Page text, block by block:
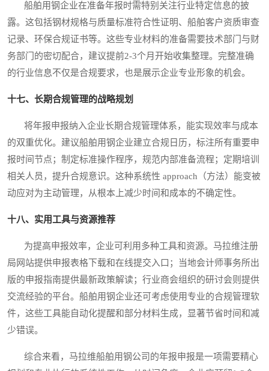
船舶用钢企业在准备年报时需特别关注行业特定信息的披
露。这包括钢材规格与质量标准符合性证明、船舶客户资质审查
记录、环保合规证书等。这些专业材料的准备需要技术部门与财
务部门的密切配合，建议提前2-3个月开始收集整理。完整准确
的行业信息不仅是合规要求，也是展示企业专业形象的机会。
十七、长期合规管理的战略规划
将年报申报纳入企业长期合规管理体系，能实现效率与成本
的双重优化。建议船舶用钢企业建立合规日历，标注所有重要申
报时间节点；制定标准操作程序，规范内部准备流程；定期培训
相关人员，提升合规意识。这种系统性 approach（方法）能变被
动应对为主动管理，从根本上减少时间和成本的不确定性。
十八、实用工具与资源推荐
为提高申报效率，企业可利用多种工具和资源。马拉维注册
局网站提供申报表格下载和在线提交入口；当地会计师事务所出
版的申报指南提供最新政策解读；行业商会组织的研讨会则提供
交流经验的平台。船舶用钢企业还可考虑使用专业的合规管理软
件，这些工具能自动化提醒和部分材料生成，显著节省时间和减
少错误。
综合来看，马拉维船舶用钢公司的年报申报是一项需要精心